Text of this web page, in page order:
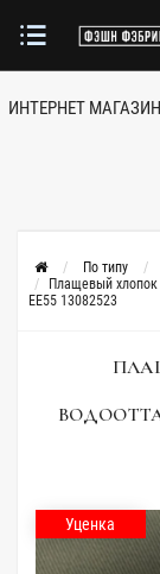
ИНТЕРНЕТ
По типу
Плащевый хлопок
EE55 13082523
Уценка